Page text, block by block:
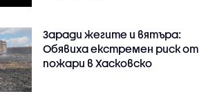
Заради жегите и вятъра:
Обявиха екстремен риск от
пожари в Хасковско